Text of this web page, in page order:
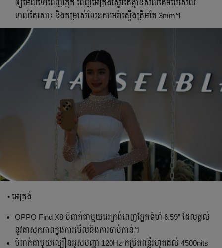
ឲ្យមើលទៅពេញភ្នែក ពេញអេក្រង់ស្ទើរតែគ្មានសល់គែមប៊េស៊ែល
ទាល់តែសោះ និងកម្រាស់លែនកាមេរ៉ាស្តើងត្រឹមតែ 3mm។
• អេក្រង់
OPPO Find X8 បំពាក់ជាមួយអេក្រង់ពេញភ្នែកទំហំ 6.59” ដែលផ្តល់
នូវផាសុកភាពក្នុងការមើលនិងការចាប់កាន់។
បំពាក់ជាមួយល្បឿនអូសបញ្ជា 120Hz កម្រិតពន្លឺរហូតដល់ 4500nits